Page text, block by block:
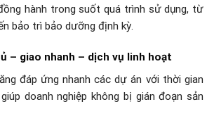
hành trong suốt quá trình sử dụng, từ
bảo trì bảo dưỡng định kỳ.
– giao nhanh – dịch vụ linh hoạt
đáp ứng nhanh các dự án với thời gian
doanh nghiệp không bị gián đoạn sản